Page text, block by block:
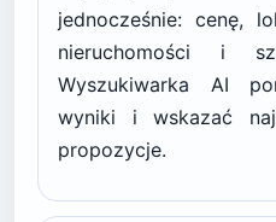
jednocześnie: cenę,
nieruchomości i
Wyszukiwarka AI
wyniki i wskazać
propozycje.